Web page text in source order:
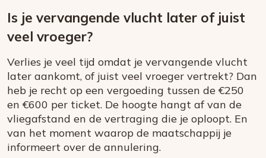
Is je vervangende vlucht later of juist
veel vroeger?
Verlies je veel tijd omdat je vervangende vlucht
later aankomt, of juist veel vroeger vertrekt? Dan
heb je recht op een vergoeding tussen de €250
en €600 per ticket. De hoogte hangt af van de
vliegafstand en de vertraging die je oploopt. En
van het moment waarop de maatschappij je
informeert over de annulering.